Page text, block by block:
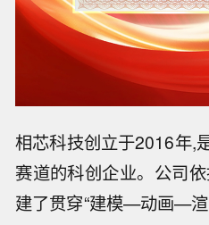
相芯科技创立于2016年,
赛道的科创企业。公司
建了贯穿“建模—动画—